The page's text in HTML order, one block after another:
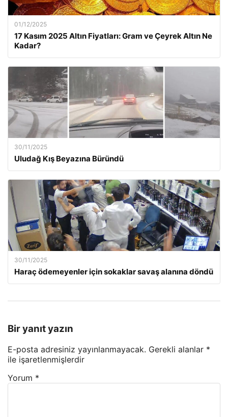
01/12/2025
17 Kasım 2025 Altın Fiyatları: Gram ve Çeyrek Altın Ne
Kadar?
30/11/2025
Uludağ Kış Beyazına Büründü
30/11/2025
Haraç ödemeyenler için sokaklar savaş alanına döndü
Bir yanıt yazın
E-posta adresiniz yayınlanmayacak. Gerekli alanlar *
ile işaretlenmişlerdir
Yorum *